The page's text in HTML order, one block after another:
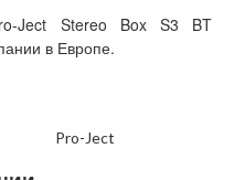
Ject Stereo Box S3 BT
в Европе.
Pro-Ject